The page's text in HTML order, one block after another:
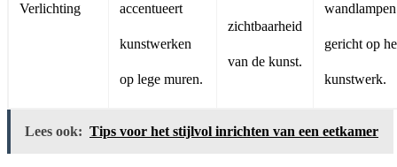
Verlichting accentueert
kunstwerken
op lege muren.
zichtbaarheid
van de kunst.
wandlampen
gericht op
kunstwerk.
Lees ook: Tips voor het stijlvol inrichten van een eetkamer